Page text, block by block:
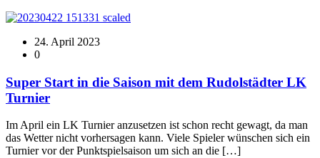
24. April 2023
0
Super Start in die Saison mit dem Rudolstädter LK
Turnier
Im April ein LK Turnier anzusetzen ist schon recht gewagt, da man
das Wetter nicht vorhersagen kann. Viele Spieler wünschen sich ein
Turnier vor der Punktspielsaison um sich an die […]